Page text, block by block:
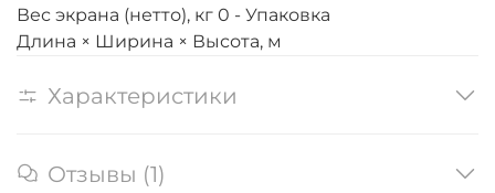
Вес экрана (нетто), кг 0 - Упаковка
Длина × Ширина × Высота, м
Характеристики
Отзывы (1)